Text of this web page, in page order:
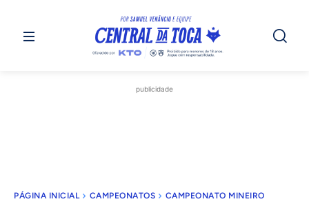
publicidade
PÁGINA INICIAL CAMPEONATOS CAMPEONATO MINEIRO